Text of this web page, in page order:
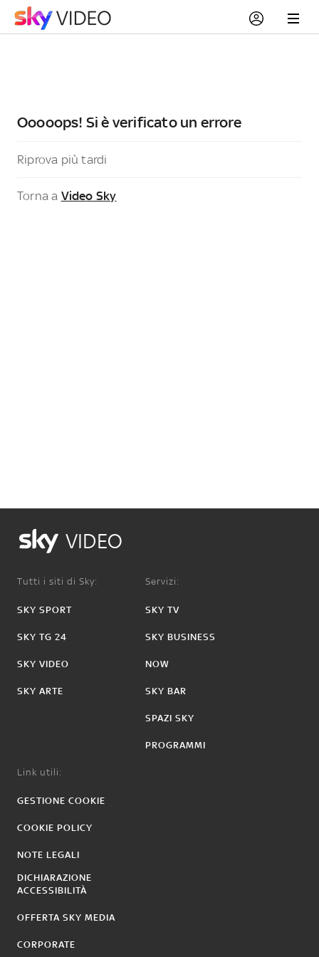
Ooooops! Si è verificato un errore
Riprova più tardi
Torna a Video Sky
VIDEO
Tutti i siti di Sky:
SKY SPORT
SKY TG 24
SKY VIDEO
SKY ARTE
Servizi:
SKY TV
SKY BUSINESS
NOW
SKY BAR
SPAZI SKY
PROGRAMMI
Link utili:
GESTIONE COOKIE
COOKIE POLICY
NOTE LEGALI
DICHIARAZIONE
ACCESSIBILITÀ
OFFERTA SKY MEDIA
CORPORATE